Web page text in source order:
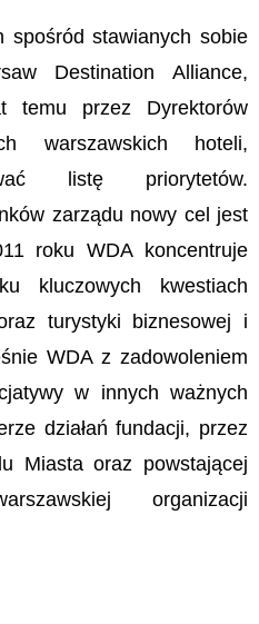
spośród stawianych sobie
Destination Alliance,
temu przez Dyrektorów
warszawskich hoteli,
listę priorytetów.
zarządu nowy cel jest
roku WDA koncentruje
kluczowych kwestiach
turystyki biznesowej i
WDA z zadowoleniem
w innych ważnych
działań fundacji, przez
Miasta oraz powstającej
organizacji